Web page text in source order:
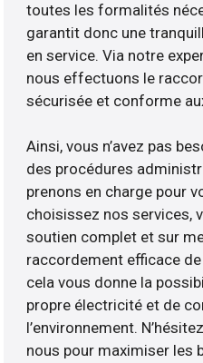
toutes les formalités
garantit donc une
en service. Via notre
nous effectuons le
sécurisée et conforme
Ainsi, vous n’avez pas
des procédures
prenons en charge pour
choisissez nos services,
soutien complet et sur
raccordement efficace
cela vous donne la
propre électricité et de
l’environnement.
nous pour maximiser les